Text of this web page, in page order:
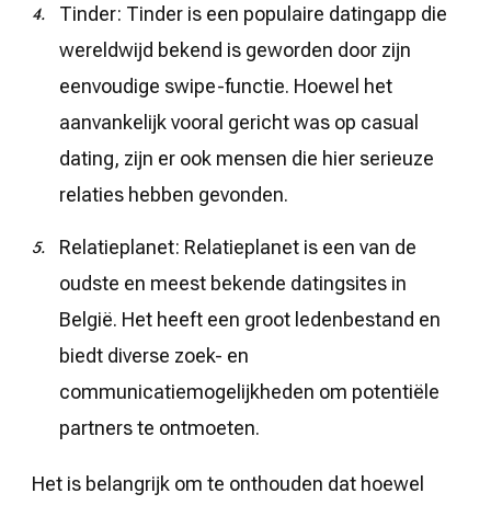
Tinder: Tinder is een populaire datingapp die
wereldwijd bekend is geworden door zijn
eenvoudige swipe-functie. Hoewel het
aanvankelijk vooral gericht was op casual
dating, zijn er ook mensen die hier serieuze
relaties hebben gevonden.
Relatieplanet: Relatieplanet is een van de
oudste en meest bekende datingsites in
België. Het heeft een groot ledenbestand en
biedt diverse zoek- en
communicatiemogelijkheden om potentiële
partners te ontmoeten.
Het is belangrijk om te onthouden dat hoewel